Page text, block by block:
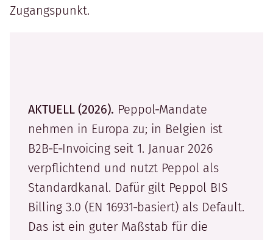
Zugangspunkt.
AKTUELL (2026). Peppol‑Mandate
nehmen in Europa zu; in Belgien ist
B2B‑E‑Invoicing seit 1. Januar 2026
verpflichtend und nutzt Peppol als
Standardkanal. Dafür gilt Peppol BIS
Billing 3.0 (EN 16931‑basiert) als Default.
Das ist ein guter Maßstab für die